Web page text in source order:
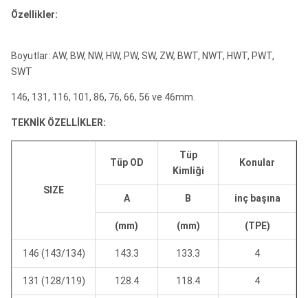
Özellikler:
Boyutlar: AW, BW, NW, HW, PW, SW, ZW, BWT, NWT, HWT, PWT,
SWT
146, 131, 116, 101, 86, 76, 66, 56 ve 46mm.
TEKNİK ÖZELLİKLER:
SIZE
Tüp OD
Tüp
Kimliği
Konular
A B inç başına
(mm) (mm) (TPE)
146 (143/134) 143.3 133.3 4
131 (128/119) 128.4 118.4 4